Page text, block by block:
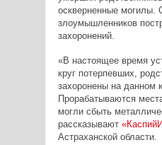
оскверненные могилы.
злоумышленников
захоронений.
«В настоящее время
круг потерпевших,
захоронены на данном
Прорабатываются
могли сбыть
рассказывают
Астраханской области.